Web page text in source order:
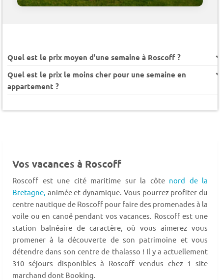
Quel est le prix moyen d’une semaine à Roscoff ?
Quel est le prix le moins cher pour une semaine en
appartement ?
Vos vacances à Roscoff
Roscoff est une cité maritime sur la côte nord de la
Bretagne, animée et dynamique. Vous pourrez profiter du
centre nautique de Roscoff pour faire des promenades à la
voile ou en canoë pendant vos vacances. Roscoff est une
station balnéaire de caractère, où vous aimerez vous
promener à la découverte de son patrimoine et vous
détendre dans son centre de thalasso ! Il y a actuellement
310 séjours disponibles à Roscoff vendus chez 1 site
marchand dont Booking.